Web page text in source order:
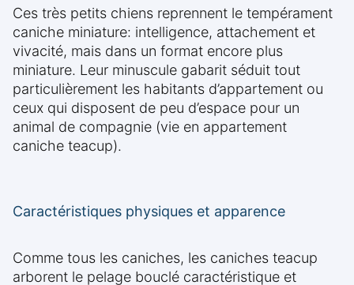
Ces très petits chiens reprennent le tempérament
caniche miniature: intelligence, attachement et
vivacité, mais dans un format encore plus
miniature. Leur minuscule gabarit séduit tout
particulièrement les habitants d’appartement ou
ceux qui disposent de peu d’espace pour un
animal de compagnie (vie en appartement
caniche teacup).
Caractéristiques physiques et apparence
Comme tous les caniches, les caniches teacup
arborent le pelage bouclé caractéristique et